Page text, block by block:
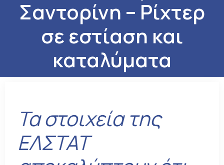
Σαντορίνη – Ρίχτερ
σε εστίαση και
καταλύματα
Τα στοιχεία της
ΕΛΣΤΑΤ